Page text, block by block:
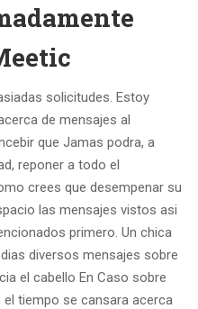
solicitudes. Estoy
de mensajes al
que Jamas podra, a
reponer a todo el
crees que desempenar su
las mensajes vistos asi
primero. Un chica
diversos mensajes sobre
el cabello En Caso sobre
el tiempo se cansara acerca